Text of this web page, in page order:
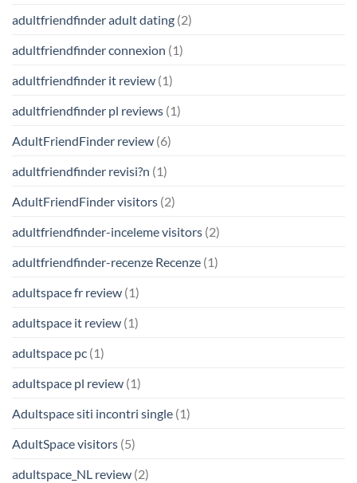
adultfriendfinder adult dating (2)
adultfriendfinder connexion (1)
adultfriendfinder it review (1)
adultfriendfinder pl reviews (1)
AdultFriendFinder review (6)
adultfriendfinder revisi?n (1)
AdultFriendFinder visitors (2)
adultfriendfinder-inceleme visitors (2)
adultfriendfinder-recenze Recenze (1)
adultspace fr review (1)
adultspace it review (1)
adultspace pc (1)
adultspace pl review (1)
Adultspace siti incontri single (1)
AdultSpace visitors (5)
adultspace_NL review (2)